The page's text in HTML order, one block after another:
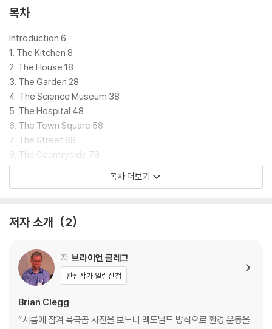
though follow a
been coded into their very fabric since the beginning of time.
These laws play out in different ways at different scales, givin
g rise to the familiar phenomena of everyday life - as well as t
he unfamiliar abstract goings-on outside our experience and
awareness. Understanding these laws may seem a daunting t
ask, until now.
How it All Works illustrates simply how
and complex named scientific laws and phenomena affe
. Using hyper-detailed scene illustra
en, before expanding outwards to encompass your garden, s
ally the whole universe.
With tiny details pulled out from visually stunning and int
ricate scene, learn how:
목차
Introduction 6
1. The Kitchen 8
2. The House 18
3. The Garden 28
4. The Science Museum 38
5. The Hospital 48
6. The Town Square 58
7. The Street 68
8. The Countryside 78
9. The Coastline 88
13. The Entire Universe! 128
Key Figures 140
Index of Laws & Phenomena 147
목차 더보기
저자 소개 2
저 브라이언 클레그
관심작가 알림신청
Brian Clegg
“시름에 잠겨 북극곰 사진을 보느니 맥도널드 방식으로 환경 운동을